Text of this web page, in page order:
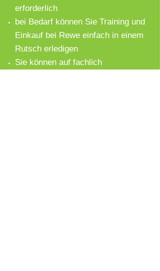
erforderlich
bei Bedarf können Sie Training und
Einkauf bei Rewe einfach in einem
Rutsch erledigen
Sie können auf fachlich